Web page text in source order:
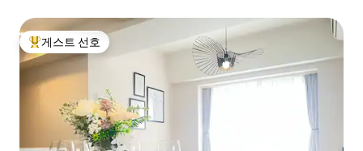
상위 게스트 선호
게스트 선호